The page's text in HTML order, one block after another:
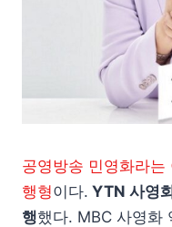
공영방송 민영화라는
행형이다. YTN 사영
행했다. MBC 사영화